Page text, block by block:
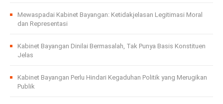
Mewaspadai Kabinet Bayangan: Ketidakjelasan Legitimasi Moral
dan Representasi
Kabinet Bayangan Dinilai Bermasalah, Tak Punya Basis Konstituen
Jelas
Kabinet Bayangan Perlu Hindari Kegaduhan Politik yang Merugikan
Publik